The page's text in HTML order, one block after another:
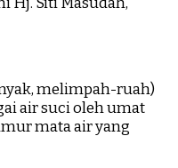
air suci oleh umat
mata air yang